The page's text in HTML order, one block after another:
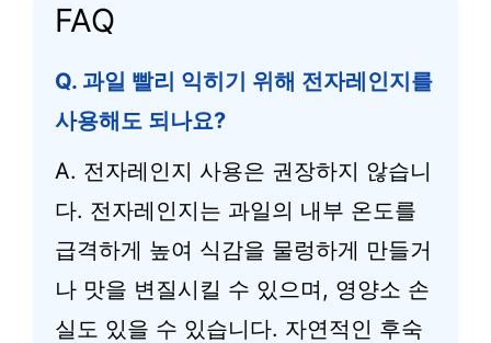
FAQ
Q. 과일 빨리 익히기 위해 전자레인지를
사용해도 되나요?
A. 전자레인지 사용은 권장하지 않습니
다. 전자레인지는 과일의 내부 온도를
급격하게 높여 식감을 물렁하게 만들거
나 맛을 변질시킬 수 있으며, 영양소 손
실도 있을 수 있습니다. 자연적인 후숙